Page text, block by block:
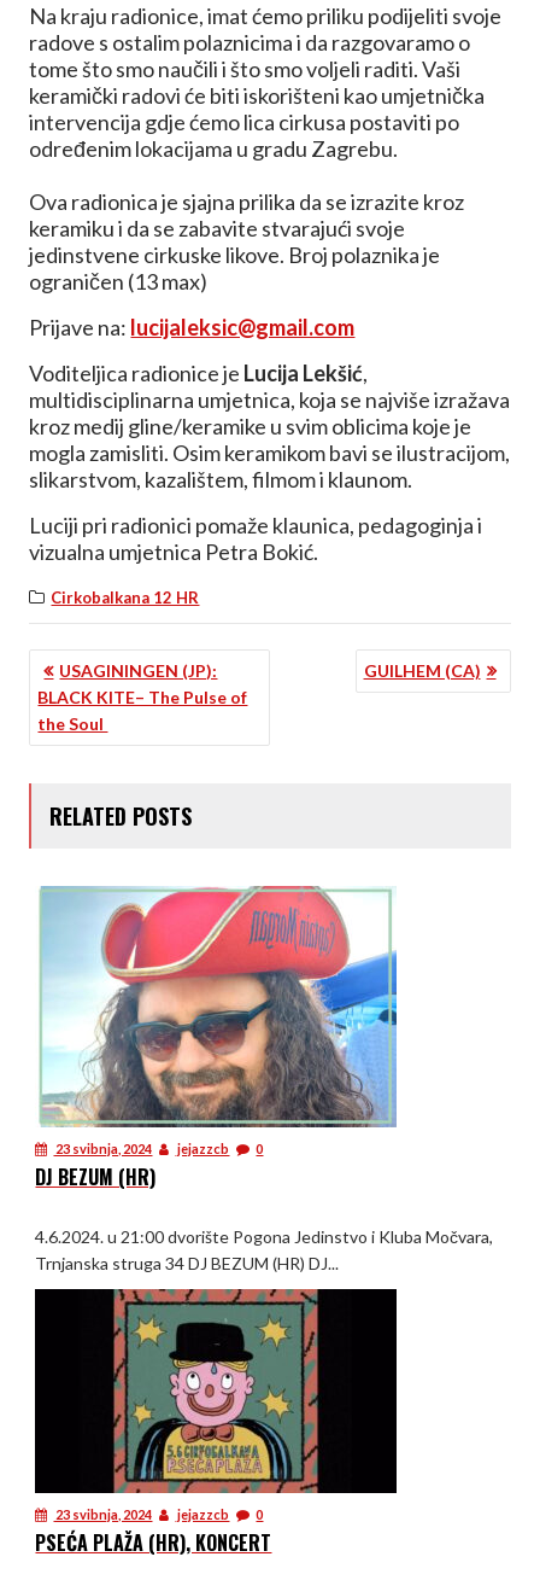
Na kraju radionice, imat ćemo priliku podijeliti svoje
radove s ostalim polaznicima i da razgovaramo o
tome što smo naučili i što smo voljeli raditi. Vaši
keramički radovi će biti iskorišteni kao umjetnička
intervencija gdje ćemo lica cirkusa postaviti po
određenim lokacijama u gradu Zagrebu.
Ova radionica je sjajna prilika da se izrazite kroz
keramiku i da se zabavite stvarajući svoje
jedinstvene cirkuske likove. Broj polaznika je
ograničen (13 max)
Prijave na: lucijaleksic@gmail.com
Voditeljica radionice je Lucija Lekšić,
multidisciplinarna umjetnica, koja se najviše izražava
kroz medij gline/keramike u svim oblicima koje je
mogla zamisliti. Osim keramikom bavi se ilustracijom,
slikarstvom, kazalištem, filmom i klaunom.
Luciji pri radionici pomaže klaunica, pedagoginja i
vizualna umjetnica Petra Bokić.
Cirkobalkana 12 HR
NAVIGACIJA
OBJAVA
USAGININGEN (JP):
BLACK KITE– The Pulse of
the Soul
GUILHEM (CA)
RELATED POSTS
23 svibnja, 2024 jejazzcb 0
DJ BEZUM (HR)
4.6.2024. u 21:00 dvorište Pogona Jedinstvo i Kluba Močvara,
Trnjanska struga 34 DJ BEZUM (HR) DJ...
23 svibnja, 2024 jejazzcb 0
PSEĆA PLAŽA (HR), KONCERT